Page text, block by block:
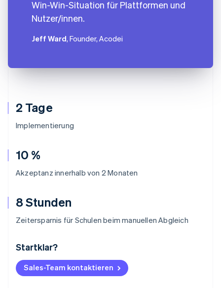
2 Tage
Implementierung
10 %
Akzeptanz innerhalb von 2 Monaten
8 Stunden
Zeitersparnis für Schulen beim manuellen Abgleich
Startklar?
Sales-Team kontaktieren
Win-Win-Situation für Plattformen und
Nutzer/innen.
Jeff Ward, Founder, Acodei
Australien
Belgien
NederlandsFrançaisDeutschEnglish